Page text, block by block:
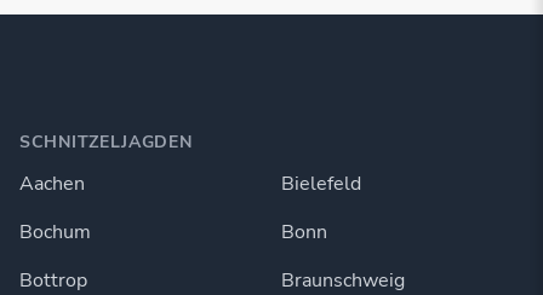
SCHNITZELJAGDEN
Aachen
Bielefeld
Bochum
Bonn
Bottrop
Braunschweig